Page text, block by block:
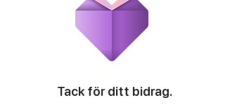
Tack för ditt bidrag.